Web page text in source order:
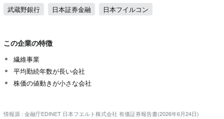
武蔵野銀行 日本証券金融 日本フイルコン
この企業の特徴
繊維事業
平均勤続年数が長い会社
株価の値動きが小さな会社
情報源 : 金融庁EDINET 日本フエルト株式会社 有価証券報告書(2026年6月24日)